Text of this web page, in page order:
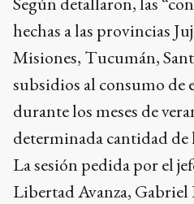
hechas a las provincias
Misiones, Tucumán,
subsidios al consumo de
durante los meses de
determinada cantidad
La sesión pedida por el
Libertad Avanza,